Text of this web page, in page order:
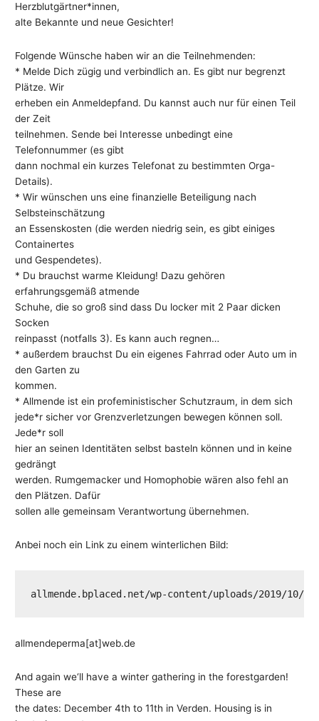
Herzblutgärtner*innen,
alte Bekannte und neue Gesichter!
Folgende Wünsche haben wir an die Teilnehmenden:
* Melde Dich zügig und verbindlich an. Es gibt nur begrenzt
Plätze. Wir
erheben ein Anmeldepfand. Du kannst auch nur für einen Teil
der Zeit
teilnehmen. Sende bei Interesse unbedingt eine
Telefonnummer (es gibt
dann nochmal ein kurzes Telefonat zu bestimmten Orga-
Details).
* Wir wünschen uns eine finanzielle Beteiligung nach
Selbsteinschätzung
an Essenskosten (die werden niedrig sein, es gibt einiges
Containertes
und Gespendetes).
* Du brauchst warme Kleidung! Dazu gehören
erfahrungsgemäß atmende
Schuhe, die so groß sind dass Du locker mit 2 Paar dicken
Socken
reinpasst (notfalls 3). Es kann auch regnen…
* außerdem brauchst Du ein eigenes Fahrrad oder Auto um in
den Garten zu
kommen.
* Allmende ist ein profeministischer Schutzraum, in dem sich
jede*r sicher vor Grenzverletzungen bewegen können soll.
Jede*r soll
hier an seinen Identitäten selbst basteln können und in keine
gedrängt
werden. Rumgemacker und Homophobie wären also fehl an
den Plätzen. Dafür
sollen alle gemeinsam Verantwortung übernehmen.
Anbei noch ein Link zu einem winterlichen Bild:
allmende.bplaced.net/wp-content/uploads/2019/10/
allmendeperma[at]web.de
And again we‘ll have a winter gathering in the forestgarden!
These are
the dates: December 4th to 11th in Verden. Housing is in